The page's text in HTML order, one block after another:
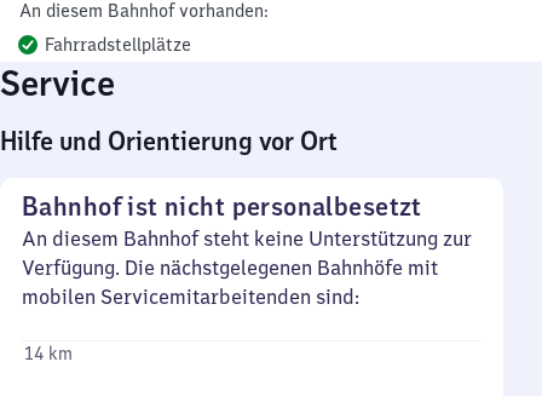
An diesem Bahnhof vorhanden:
Fahrradstellplätze
Service
Hilfe und Orientierung vor Ort
Bahnhof ist nicht personalbesetzt
An diesem Bahnhof steht keine Unterstützung zur
Verfügung. Die nächstgelegenen Bahnhöfe mit
mobilen Servicemitarbeitenden sind:
14 km